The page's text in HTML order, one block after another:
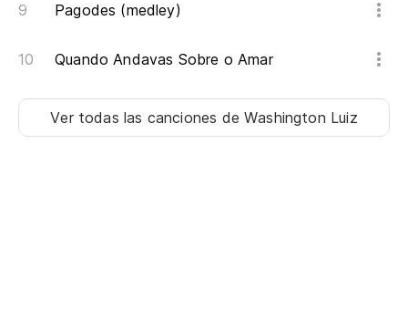
Pagodes (medley)
Quando Andavas Sobre o Amar
Ver todas las canciones de Washington Luiz